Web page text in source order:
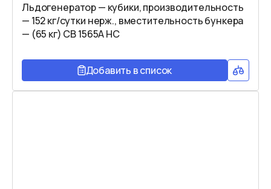
Льдогенератор — кубики, производительность
— 152 кг/сутки нерж., вместительность бункера
— (65 кг) CB 1565A HC
Добавить в список